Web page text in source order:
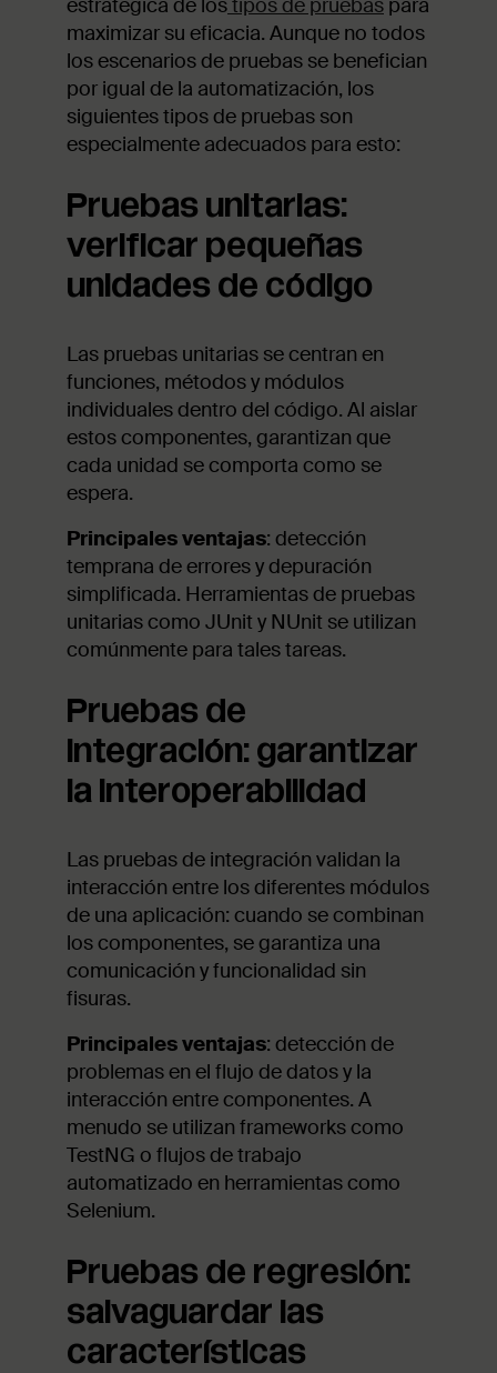
estratégica de lostipos de pruebas para
maximizar su eficacia. Aunque no todos
los escenarios de pruebas se benefician
por igual de la automatización, los
siguientes tipos de pruebas son
especialmente adecuados para esto:
Pruebas unitarias:
verificar pequeñas
unidades de código
Las pruebas unitarias se centran en
funciones, métodos y módulos
individuales dentro del código. Al aislar
estos componentes, garantizan que
cada unidad se comporta como se
espera.
Principales ventajas: detección
temprana de errores y depuración
simplificada. Herramientas de pruebas
unitarias como JUnit y NUnit se utilizan
comúnmente para tales tareas.
Pruebas de
integración: garantizar
la interoperabilidad
Las pruebas de integración validan la
interacción entre los diferentes módulos
de una aplicación: cuando se combinan
los componentes, se garantiza una
comunicación y funcionalidad sin
fisuras.
Principales ventajas: detección de
problemas en el flujo de datos y la
interacción entre componentes. A
menudo se utilizan frameworks como
TestNG o flujos de trabajo
automatizado en herramientas como
Selenium.
Pruebas de regresión:
salvaguardar las
características